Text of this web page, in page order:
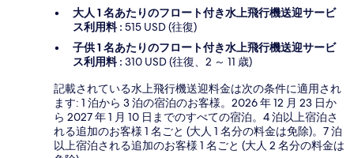
大人 1 名あたりのフロート付き水上飛行機送迎サービ
ス利用料 : 515 USD (往復)
子供 1 名あたりのフロート付き水上飛行機送迎サービ
ス利用料 : 310 USD (往復、2 ～ 11 歳)
記載されている水上飛行機送迎料金は次の条件に適用され
ます: 1 泊から 3 泊の宿泊のお客様。2026 年 12 月 23 日か
ら 2027 年 1 月 10 日までのすべての宿泊。4 泊以上宿泊さ
れる追加のお客様 1 名ごと (大人 1 名分の料金は免除)。7 泊
以上宿泊される追加のお客様 1 名ごと (大人 2 名分の料金は